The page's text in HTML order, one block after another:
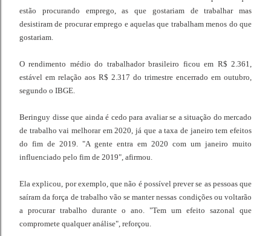
estão procurando emprego, as que gostariam de trabalhar mas
desistiram de procurar emprego e aquelas que trabalham menos do que
gostariam.
O rendimento médio do trabalhador brasileiro ficou em R$ 2.361,
estável em relação aos R$ 2.317 do trimestre encerrado em outubro,
segundo o IBGE.
Beringuy disse que ainda é cedo para avaliar se a situação do mercado
de trabalho vai melhorar em 2020, já que a taxa de janeiro tem efeitos
do fim de 2019. "A gente entra em 2020 com um janeiro muito
influenciado pelo fim de 2019", afirmou.
Ela explicou, por exemplo, que não é possível prever se as pessoas que
saíram da força de trabalho vão se manter nessas condições ou voltarão
a procurar trabalho durante o ano. "Tem um efeito sazonal que
compromete qualquer análise", reforçou.